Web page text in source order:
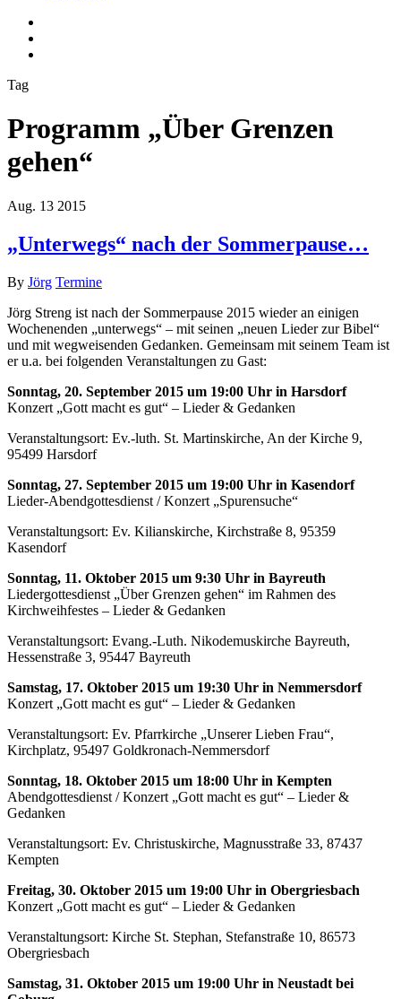
Tag
Programm „Über Grenzen
gehen“
Aug. 13 2015
„Unterwegs“ nach der Sommerpause…
By Jörg Termine
Jörg Streng ist nach der Sommerpause 2015 wieder an einigen
Wochenenden „unterwegs“ – mit seinen „neuen Lieder zur Bibel“
und mit wegweisenden Gedanken. Gemeinsam mit seinem Team ist
er u.a. bei folgenden Veranstaltungen zu Gast:
Sonntag, 20. September 2015 um 19:00 Uhr in Harsdorf
Konzert „Gott macht es gut“ – Lieder & Gedanken
Veranstaltungsort: Ev.-luth. St. Martinskirche, An der Kirche 9,
95499 Harsdorf
Sonntag, 27. September 2015 um 19:00 Uhr in Kasendorf
Lieder-Abendgottesdienst / Konzert „Spurensuche“
Veranstaltungsort: Ev. Kilianskirche, Kirchstraße 8, 95359
Kasendorf
Sonntag, 11. Oktober 2015 um 9:30 Uhr in Bayreuth
Liedergottesdienst „Über Grenzen gehen“ im Rahmen des
Kirchweihfestes – Lieder & Gedanken
Veranstaltungsort: Evang.-Luth. Nikodemuskirche Bayreuth,
Hessenstraße 3, 95447 Bayreuth
Samstag, 17. Oktober 2015 um 19:30 Uhr in Nemmersdorf
Konzert „Gott macht es gut“ – Lieder & Gedanken
Veranstaltungsort: Ev. Pfarrkirche „Unserer Lieben Frau“,
Kirchplatz, 95497 Goldkronach-Nemmersdorf
Sonntag, 18. Oktober 2015 um 18:00 Uhr in Kempten
Abendgottesdienst / Konzert „Gott macht es gut“ – Lieder &
Gedanken
Veranstaltungsort: Ev. Christuskirche, Magnusstraße 33, 87437
Kempten
Freitag, 30. Oktober 2015 um 19:00 Uhr in Obergriesbach
Konzert „Gott macht es gut“ – Lieder & Gedanken
Veranstaltungsort: Kirche St. Stephan, Stefanstraße 10, 86573
Obergriesbach
Samstag, 31. Oktober 2015 um 19:00 Uhr in Neustadt bei